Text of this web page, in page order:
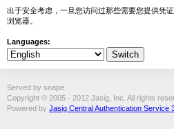
出于安全考虑，一旦您访问过那些需要您提供凭
浏览器。
Languages:
Served by snape
Copyright © 2005 - 2012 Jasig, Inc. All rights
Powered by Jasig Central Authentication Service